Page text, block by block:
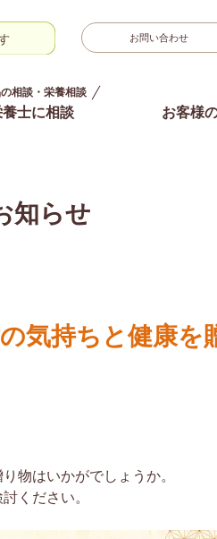
お問い合わせ
相談・栄養相談
士に相談 お客様
知らせ
気持ちと健康を
物はいかがでしょうか。
ください。